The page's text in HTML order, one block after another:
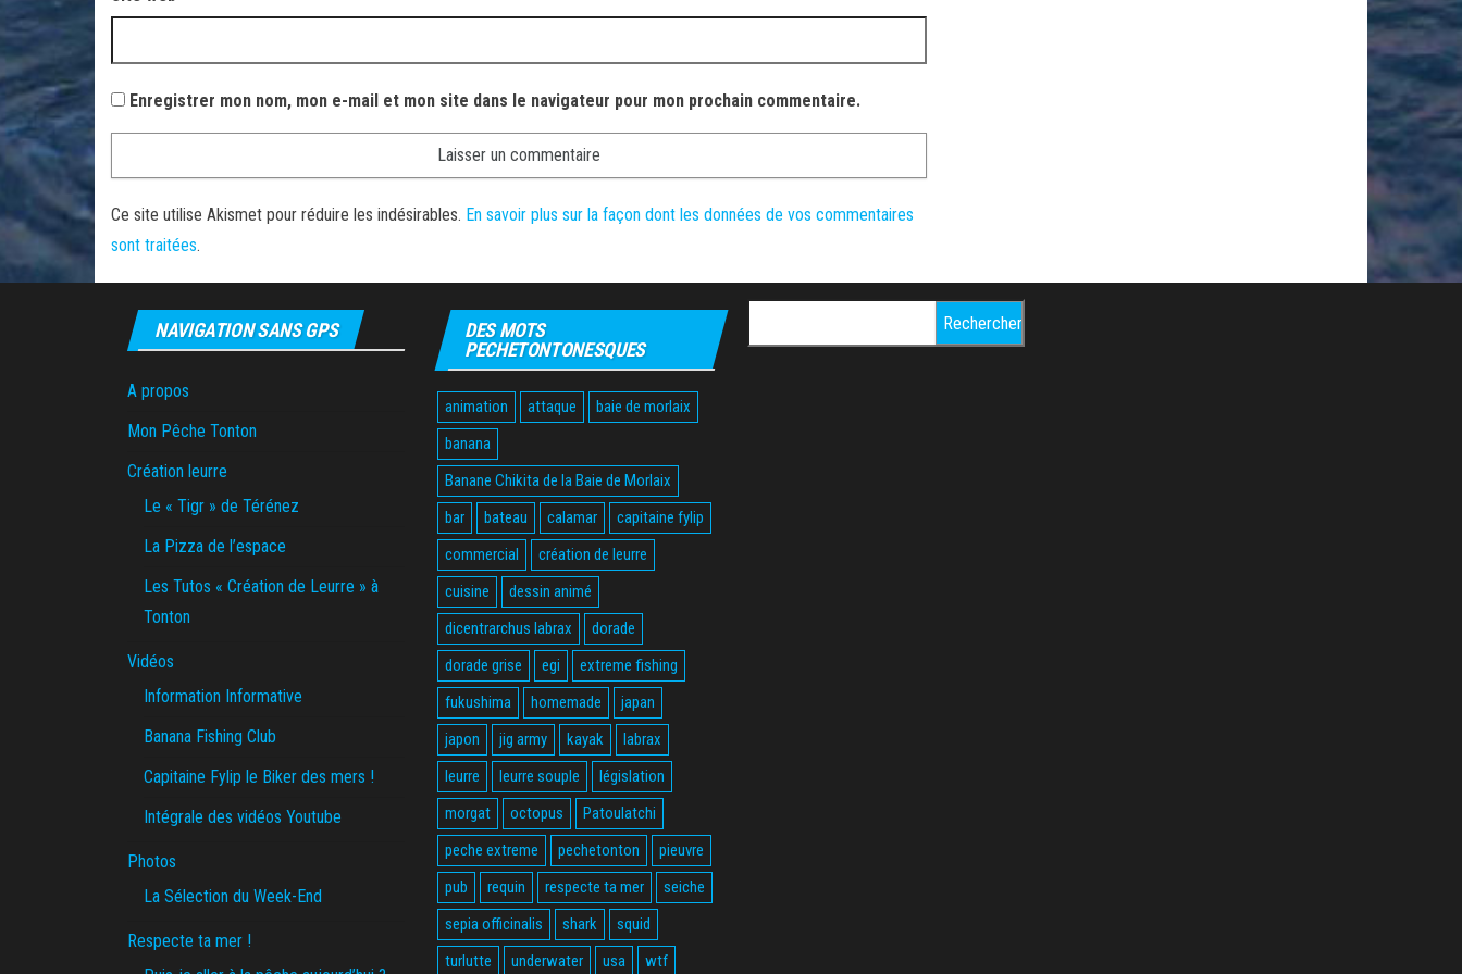
Enregistrer mon nom, mon e-mail et mon site dans le navigateur pour mon prochain commentaire.
Ce site utilise Akismet pour réduire les indésirables. En savoir plus sur la façon dont les données de vos commentaires
sont traitées.
NAVIGATION SANS GPS
A propos
Mon Pêche Tonton
Création leurre
Le « Tigr » de Térénez
La Pizza de l’espace
Les Tutos « Création de Leurre » à
Tonton
Vidéos
Information Informative
Banana Fishing Club
Capitaine Fylip le Biker des mers !
Intégrale des vidéos Youtube
Photos
La Sélection du Week-End
Respecte ta mer !
DES MOTS
PECHETONTONESQUES
animation attaque
baie de morlaix
banana
Banane Chikita de la Baie de Morlaix
bar
bateau calamar
capitaine fylip
commercial
création de leurre
cuisine
dessin animé
dicentrarchus labrax
dorade
dorade grise
egi
extreme fishing
fukushima
homemade
japan
japon
jig army kayak
labrax
leurre
leurre souple
législation
morgat
octopus
Patoulatchi
peche extreme
pechetonton
pieuvre
pub
requin respecte ta mer
seiche
sepia officinalis
shark
squid
turlutte
underwater usa wtf